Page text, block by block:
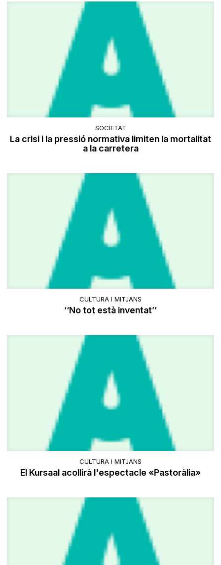
SOCIETAT
La crisi i la pressió normativa limiten la mortalitat
a la carretera
CULTURA I MITJANS
‘‘No tot està inventat’’
CULTURA I MITJANS
El Kursaal acollirà l'espectacle «Pastoràlia»